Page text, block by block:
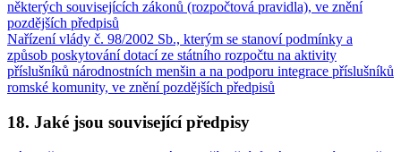
některých souvisejících zákonů (rozpočtová pravidla), ve znění
pozdějších předpisů
Nařízení vlády č. 98/2002 Sb., kterým se stanoví podmínky a
způsob poskytování dotací ze státního rozpočtu na aktivity
příslušníků národnostních menšin a na podporu integrace příslušníků
romské komunity, ve znění pozdějších předpisů
18. Jaké jsou související předpisy